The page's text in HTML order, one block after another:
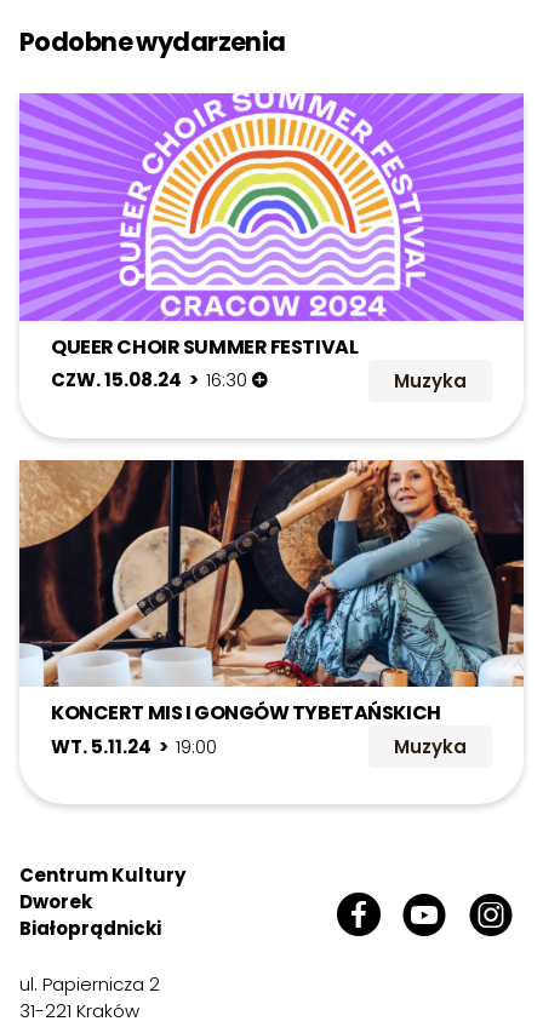
Podobne wydarzenia
QUEER CHOIR SUMMER FESTIVAL
CZW. 15.08.24 > 16:30 Muzyka
KONCERT MIS I GONGÓW TYBETAŃSKICH
WT. 5.11.24 > 19:00 Muzyka
Centrum Kultury
Dworek
Białoprądnicki
ul. Papiernicza 2
31-221 Kraków